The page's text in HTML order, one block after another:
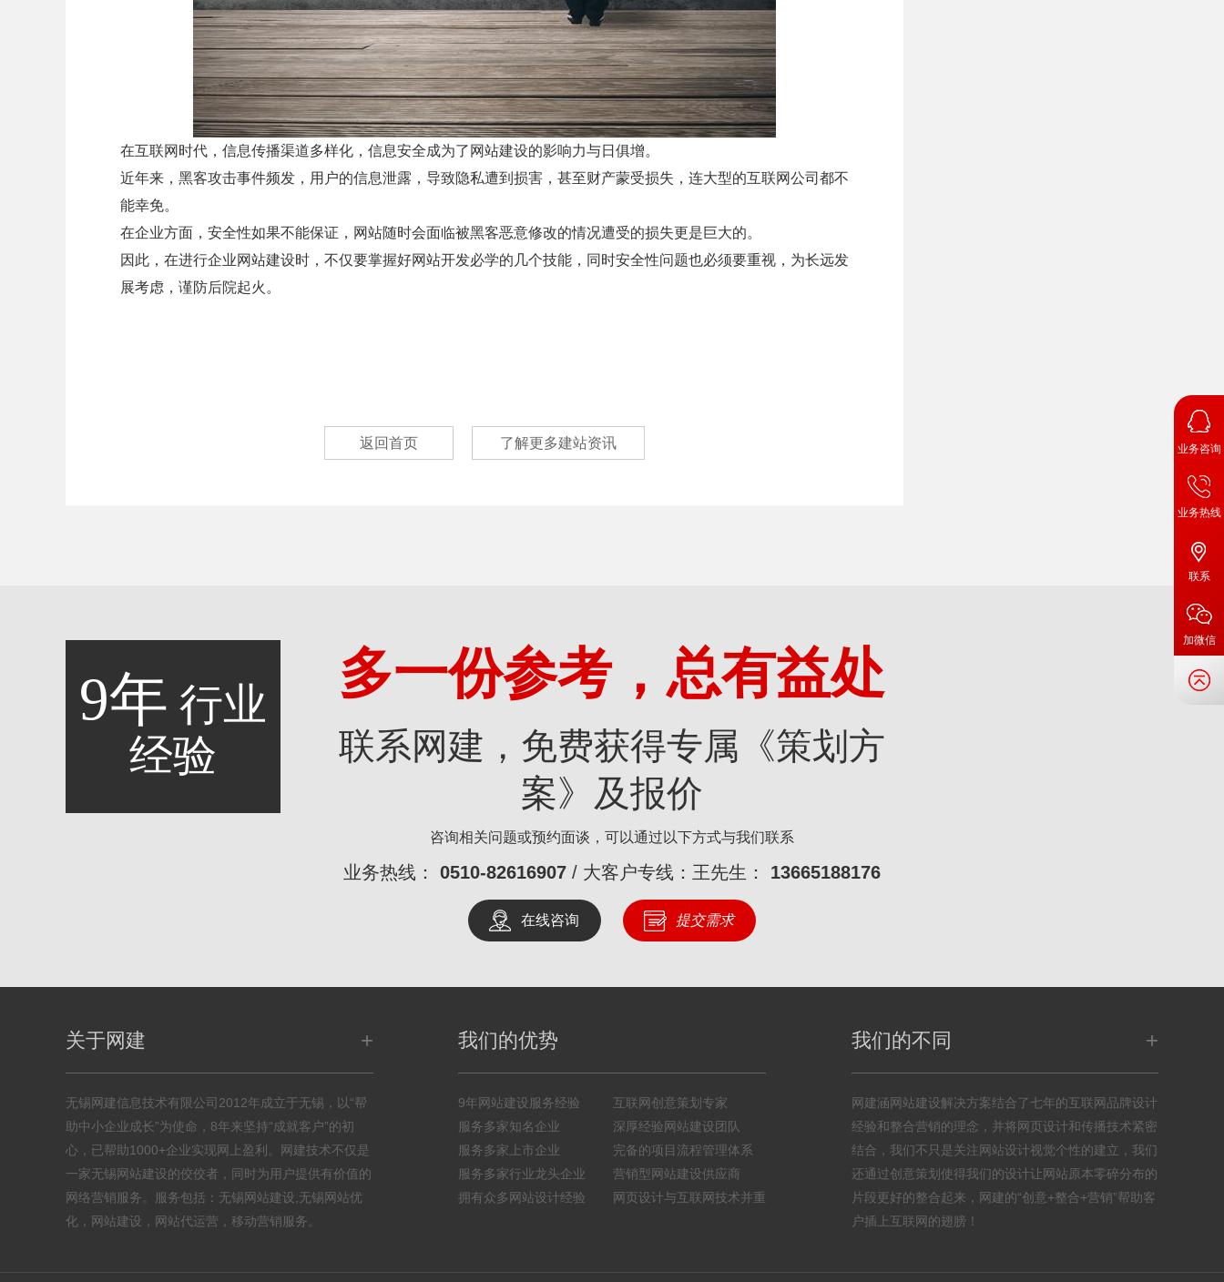
在互联网时代，信息传播渠道多样化，信息安全成为了网站建设的影响力与日俱增。
近年来，黑客攻击事件频发，用户的信息泄露，导致隐私遭到损害，甚至财产蒙受损失，连大型的互联网公司都不
能幸免。
在企业方面，安全性如果不能保证，网站随时会面临被黑客恶意修改的情况遭受的损失更是巨大的。
因此，在进行企业网站建设时，不仅要掌握好网站开发必学的几个技能，同时安全性问题也必须要重视，为长远发
展考虑，谨防后院起火。
返回首页 了解更多建站资讯
9年 行业
经验
多一份参考，总有益处
联系网建，免费获得专属《策划方
案》及报价
咨询相关问题或预约面谈，可以通过以下方式与我们联系
业务热线： 0510-82616907 / 大客户专线：王先生： 13665188176
在线咨询 提交需求
关于网建 +
无锡网建信息技术有限公司2012年成立于无锡，以“帮
助中小企业成长”为使命，8年来坚持“成就客户”的初
心，已帮助1000+企业实现网上盈利。网建技术不仅是
一家无锡网站建设的佼佼者，同时为用户提供有价值的
网络营销服务。服务包括：无锡网站建设,无锡网站优
化，网站建设，网站代运营，移动营销服务。
我们的优势
9年网站建设服务经验
服务多家知名企业
服务多家上市企业
服务多家行业龙头企业
拥有众多网站设计经验
互联网创意策划专家
深厚经验网站建设团队
完备的项目流程管理体系
营销型网站建设供应商
网页设计与互联网技术并重
我们的不同 +
网建涵网站建设解决方案结合了七年的互联网品牌设计
经验和整合营销的理念，并将网页设计和传播技术紧密
结合，我们不只是关注网站设计视觉个性的建立，我们
还通过创意策划使得我们的设计让网站原本零碎分布的
片段更好的整合起来，网建的“创意+整合+营销”帮助客
户插上互联网的翅膀！
业务咨询
业务热线
联系
加微信